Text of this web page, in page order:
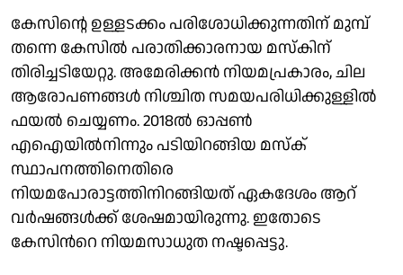
കേസിന്റെ ഉള്ളടക്കം പരിശോധിക്കുന്നതിന് മുമ്പ്
തന്നെ കേസില്‍ പരാതിക്കാരനായ മസ്കിന്
തിരിച്ചടിയേറ്റു. അമേരിക്കൻ നിയമപ്രകാരം, ചില
ആരോപണങ്ങൾ നിശ്ചിത സമയപരിധിക്കുള്ളിൽ
ഫയൽ ചെയ്യണം. 2018ൽ ഓപ്പൺ
എഐയിൽനിന്നും പടിയിറങ്ങിയ മസ്‌ക്
സ്ഥാപനത്തിനെതിരെ
നിയമപോരാട്ടത്തിനിറങ്ങിയത് ഏകദേശം ആറ്
വർഷങ്ങൾക്ക് ശേഷമായിരുന്നു. ഇതോടെ
കേസിന്‍റെ നിയമസാധുത നഷ്ടപ്പെട്ടു.